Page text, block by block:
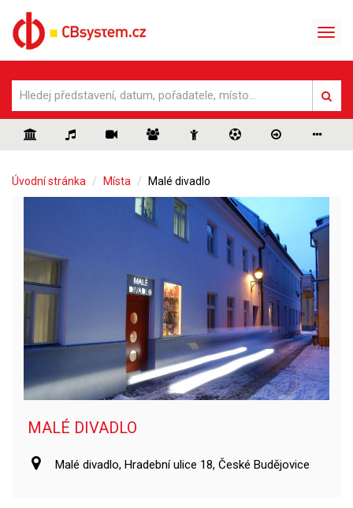
Úvodní stránka Místa Malé divadlo
MALÉ DIVADLO
Malé divadlo, Hradební ulice 18, České Budějovice